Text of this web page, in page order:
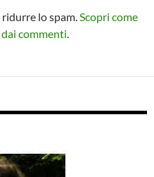
lo spam. Scopri come
commenti